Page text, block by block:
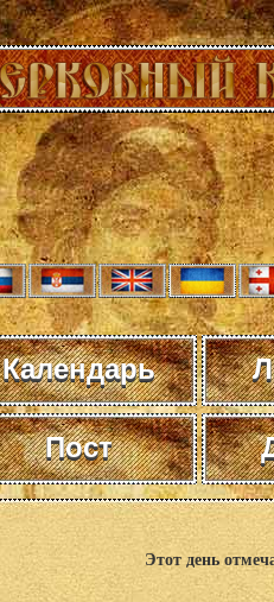
Календарь
Пост
Этот день